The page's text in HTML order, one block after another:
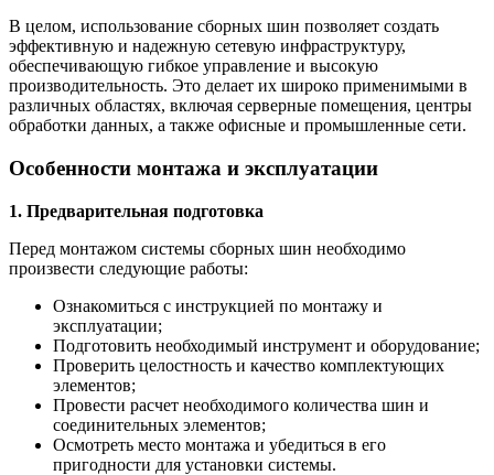
В целом, использование сборных шин позволяет создать
эффективную и надежную сетевую инфраструктуру,
обеспечивающую гибкое управление и высокую
производительность. Это делает их широко применимыми в
различных областях, включая серверные помещения, центры
обработки данных, а также офисные и промышленные сети.
Особенности монтажа и эксплуатации
1. Предварительная подготовка
Перед монтажом системы сборных шин необходимо
произвести следующие работы:
Ознакомиться с инструкцией по монтажу и
эксплуатации;
Подготовить необходимый инструмент и оборудование;
Проверить целостность и качество комплектующих
элементов;
Провести расчет необходимого количества шин и
соединительных элементов;
Осмотреть место монтажа и убедиться в его
пригодности для установки системы.